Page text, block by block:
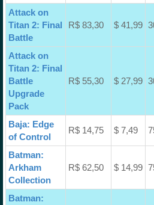
Attack on
Titan 2: Final
Battle
R$ 83,30 $ 41,99
Attack on
Titan 2: Final
Battle
Upgrade
Pack
R$ 55,30 $ 27,99
Baja: Edge
of Control
R$ 14,75 $ 7,49
Batman:
Arkham
Collection
R$ 62,50 $ 14,99
Batman: